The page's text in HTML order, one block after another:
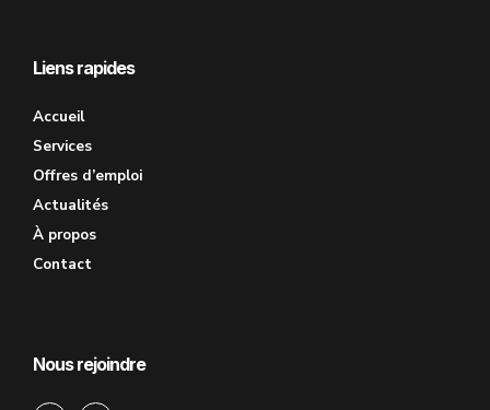
Liens rapides
Accueil
Services
Offres d’emploi
Actualités
À propos
Contact
Nous rejoindre